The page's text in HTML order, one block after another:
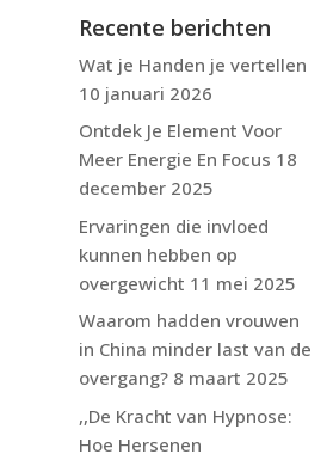
Recente berichten
Wat je Handen je vertellen
10 januari 2026
Ontdek Je Element Voor
Meer Energie En Focus 18
december 2025
Ervaringen die invloed
kunnen hebben op
overgewicht 11 mei 2025
Waarom hadden vrouwen
in China minder last van de
overgang? 8 maart 2025
,,De Kracht van Hypnose:
Hoe Hersenen